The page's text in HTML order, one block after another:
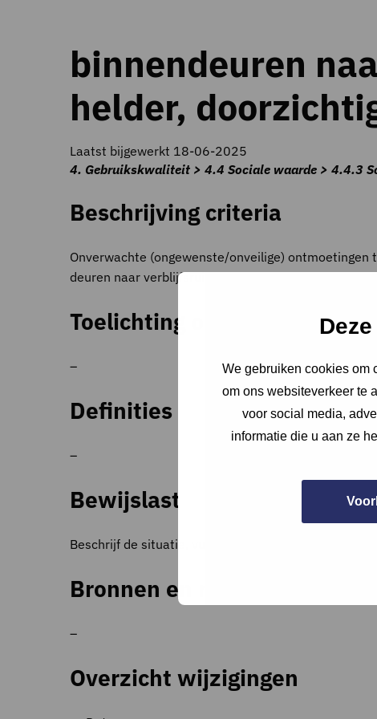
We gebruiken cookies om
om ons websiteverkeer te
voor social media,
informatie die u aan ze
binnendeuren
helder,
Laatst bijgewerkt 18-06-2025
4. Gebruikskwaliteit > 4.4 Sociale waarde > 4.4.3
Beschrijving criteria
Onverwachte (ongewenste/onveilige)
deuren naar verblijfsruimten.
Toelichting op criteria
–
Definities
–
Bewijslast
Beschrijf de situatie, vul (indien punten worden
Bronnen en referenties
–
Overzicht wijzigingen